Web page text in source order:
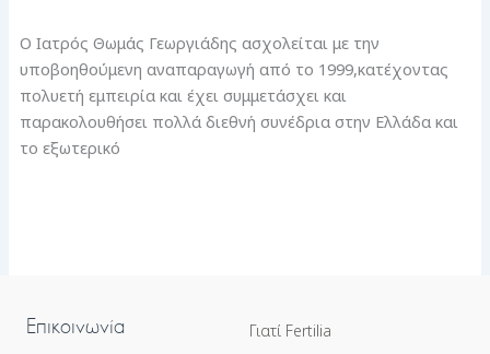
Ο Ιατρός Θωμάς Γεωργιάδης ασχολείται με την
υποβοηθούμενη αναπαραγωγή από το 1999,κατέχοντας
πολυετή εμπειρία και έχει συμμετάσχει και
παρακολουθήσει πολλά διεθνή συνέδρια στην Ελλάδα και
το εξωτερικό
Επικοινωνία
Γιατί Fertilia